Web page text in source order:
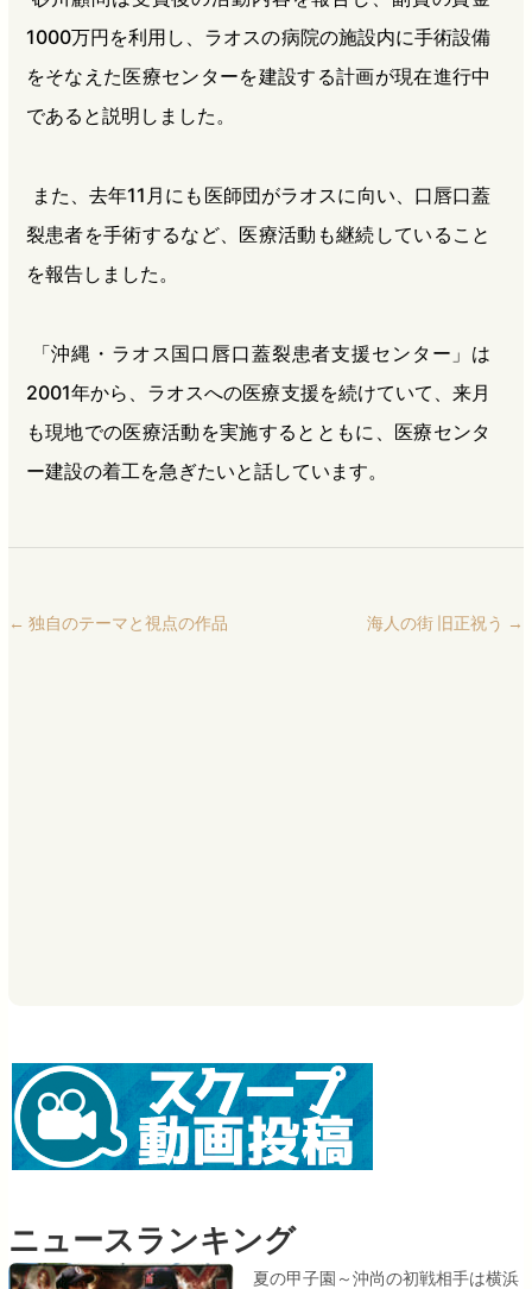
1000万円を利用し、ラオスの病院の施設内に手術設備
をそなえた医療センターを建設する計画が現在進行中
であると説明しました。
また、去年11月にも医師団がラオスに向い、口唇口蓋
裂患者を手術するなど、医療活動も継続していること
を報告しました。
「沖縄・ラオス国口唇口蓋裂患者支援センター」は
2001年から、ラオスへの医療支援を続けていて、来月
も現地での医療活動を実施するとともに、医療センタ
ー建設の着工を急ぎたいと話しています。
← 独自のテーマと視点の作品 海人の街 旧正祝う →
ニュースランキング
夏の甲子園～沖尚の初戦相手は横浜